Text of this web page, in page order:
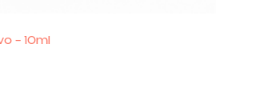
– 10ml